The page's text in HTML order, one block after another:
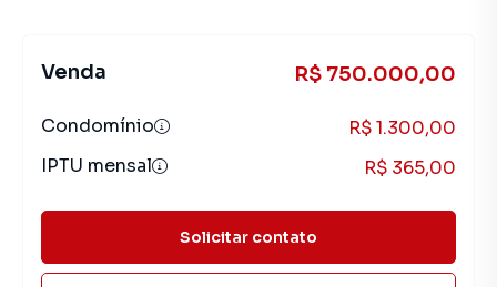
Venda R$ 750.000,00
Condomínio
R$ 1.300,00
IPTU mensal
R$ 365,00
Solicitar contato